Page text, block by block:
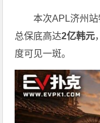
本次APL济州站
总保底高达2亿韩元
度可见一斑。